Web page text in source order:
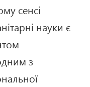
сенсі
науки є
з